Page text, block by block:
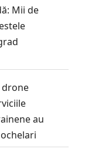
Mii de
drone
au